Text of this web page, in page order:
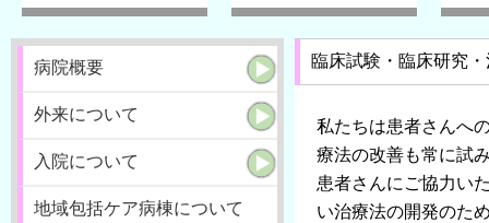
病院概要
外来について
入院について
地域包括ケア病棟について
臨床試験・臨床研究
私たちは患者さんへ
療法の改善も常に試
患者さんにご協力い
い治療法の開発のた